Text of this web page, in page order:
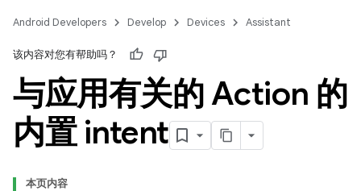
Android Developers Develop Devices Assistant
该内容对您有帮助吗？
与应用有关的 Action 的
内置 intent
本页内容